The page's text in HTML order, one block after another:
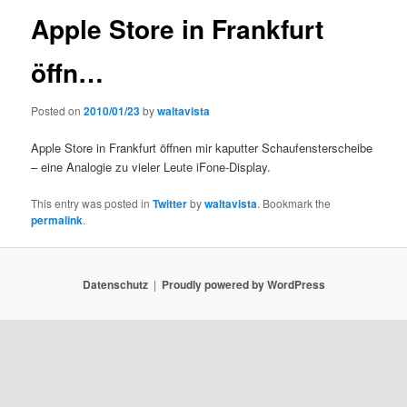
Apple Store in Frankfurt
öffn…
Posted on2010/01/23bywaltavista
Apple Store in Frankfurt öffnen mir kaputter Schaufensterscheibe
– eine Analogie zu vieler Leute iFone-Display.
This entry was posted inTwitterbywaltavista. Bookmark the
permalink.
Datenschutz Proudly powered by WordPress